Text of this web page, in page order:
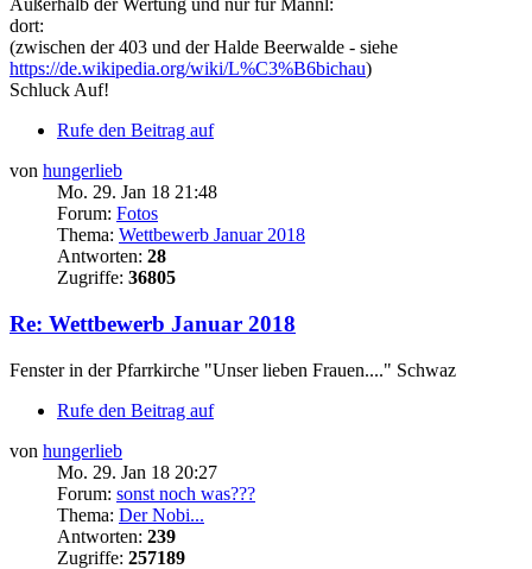
Außerhalb der Wertung und nur für Mannl:
dort:
(zwischen der 403 und der Halde Beerwalde - siehe
https://de.wikipedia.org/wiki/L%C3%B6bichau)
Schluck Auf!
Rufe den Beitrag auf
von hungerlieb
Mo. 29. Jan 18 21:48
Forum: Fotos
Thema: Wettbewerb Januar 2018
Antworten: 28
Zugriffe: 36805
Re: Wettbewerb Januar 2018
Fenster in der Pfarrkirche "Unser lieben Frauen...." Schwaz
Rufe den Beitrag auf
von hungerlieb
Mo. 29. Jan 18 20:27
Forum: sonst noch was???
Thema: Der Nobi...
Antworten: 239
Zugriffe: 257189